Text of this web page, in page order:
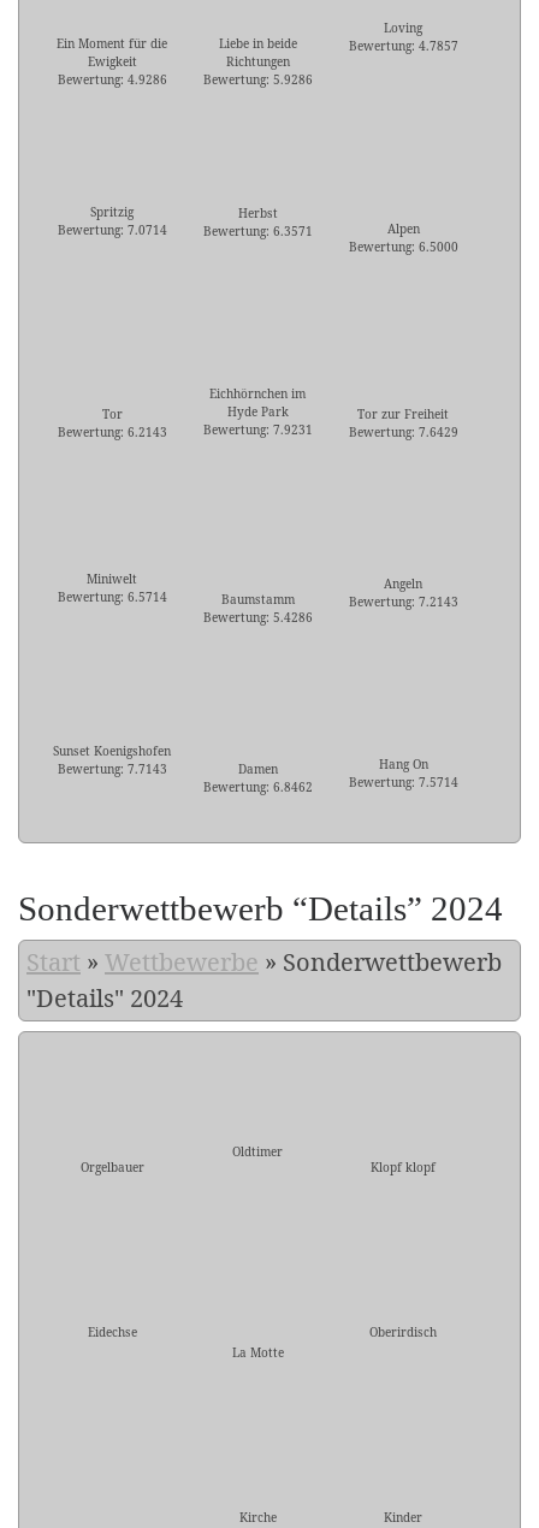
Ein Moment für die
Ewigkeit
Bewertung: 4.9286
Liebe in beide
Richtungen
Bewertung: 5.9286
Loving
Bewertung: 4.7857
Spritzig
Bewertung: 7.0714
Herbst
Bewertung: 6.3571
Alpen
Bewertung: 6.5000
Tor
Bewertung: 6.2143
Eichhörnchen im
Hyde Park
Bewertung: 7.9231
Tor zur Freiheit
Bewertung: 7.6429
Miniwelt
Bewertung: 6.5714
Baumstamm
Bewertung: 5.4286
Angeln
Bewertung: 7.2143
Sunset Koenigshofen
Bewertung: 7.7143
Damen
Bewertung: 6.8462
Hang On
Bewertung: 7.5714
Sonderwettbewerb “Details” 2024
Start » Wettbewerbe » Sonderwettbewerb
"Details" 2024
Orgelbauer
Oldtimer
Klopf klopf
Eidechse
La Motte
Oberirdisch
Kirche Kinder